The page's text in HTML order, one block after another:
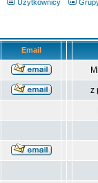
Użytkownicy
Email
z